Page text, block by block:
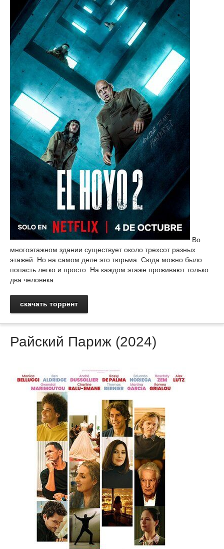
Во
многоэтажном здании существует около трехсот разных
этажей. Но на самом деле это тюрьма. Сюда можно было
попасть легко и просто. На каждом этаже проживают только
два человека.
скачать торрент
Райский Париж (2024)